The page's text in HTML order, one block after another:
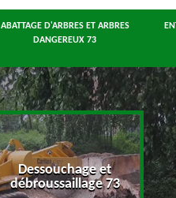
ABATTAGE D'ARBRES ET ARBRES
DANGEREUX 73
Dessouchage et
débroussaillage 73